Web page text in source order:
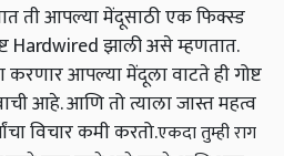
ती आपल्या मेंदूसाठी एक फिक्स्ड
Hardwired झाली असे म्हणतात.
करणार आपल्या मेंदूला वाटते ही गोष्ट
आहे. आणि तो त्याला जास्त महत्व
विचार कमी करतो.एकदा तुम्ही राग